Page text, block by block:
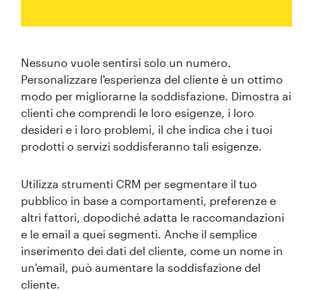
Nessuno vuole sentirsi solo un numero.
Personalizzare l'esperienza del cliente è un ottimo
modo per migliorarne la soddisfazione. Dimostra ai
clienti che comprendi le loro esigenze, i loro
desideri e i loro problemi, il che indica che i tuoi
prodotti o servizi soddisferanno tali esigenze.
Utilizza strumenti CRM per segmentare il tuo
pubblico in base a comportamenti, preferenze e
altri fattori, dopodiché adatta le raccomandazioni
e le email a quei segmenti. Anche il semplice
inserimento dei dati del cliente, come un nome in
un'email, può aumentare la soddisfazione del
cliente.